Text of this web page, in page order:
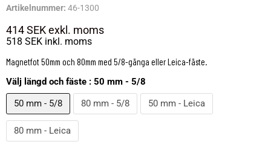
Artikelnummer: 46-1300
414 SEKexkl. moms
518 SEK inkl. moms
Magnetfot 50mm och 80mm med 5/8-gänga eller Leica-fäste.
Välj längd och fäste : 50 mm - 5/8
50 mm - 5/8
80 mm - 5/8 50 mm - Leica
80 mm - Leica